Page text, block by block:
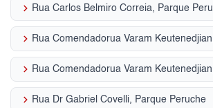
keyboard_arrow_right Rua Carlos Belmiro Correia, Parque
keyboard_arrow_right
keyboard_arrow_right
keyboard_arrow_right Rua Dr Gabriel Covelli, Parque Peruche